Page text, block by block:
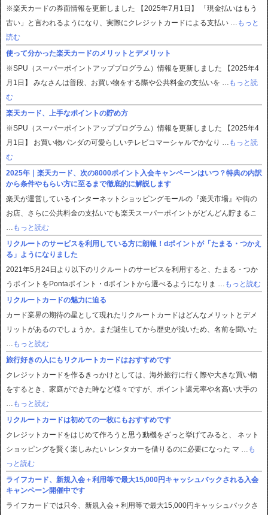
※楽天カードの券面情報を更新しました 【2025年7月1日】 「現金払いはもう
古い」と言われるようになり、実際にクレジットカードによる支払い …
もっと
読む
使って分かった楽天カードのメリットとデメリット
※SPU（スーパーポイントアッププログラム）情報を更新しました 【2025年4
月1日】 みなさんは普段、お買い物をする際や公共料金の支払いを …
もっと読
む
楽天カード、上手なポイントの貯め方
※SPU（スーパーポイントアッププログラム）情報を更新しました 【2025年4
月1日】 お買い物パンダの可愛らしいテレビコマーシャルでかなり …
もっと読
む
2025年｜楽天カード、次の8000ポイント入会キャンペーンはいつ？特典の内訳
から条件やもらい方に至るまで徹底的に解説します
楽天が運営しているインターネットショッピングモールの『楽天市場』や街の
お店、さらに公共料金の支払いでも楽天スーパーポイントがどんどん貯まるこ
もっと読む
リクルートのサービスを利用している方に朗報！dポイントが「たまる・つかえ
る」ようになりました
2021年5月24日より以下のリクルートのサービスを利用すると、たまる・つか
うポイントをPontaポイント・dポイントから選べるようになりま …
もっと読む
リクルートカードの魅力に迫る
カード業界の期待の星として現れたリクルートカードはどんなメリットとデメ
リットがあるのでしょうか。まだ誕生してから歴史が浅いため、名前を聞いた
もっと読む
旅行好きの人にもリクルートカードはおすすめです
クレジットカードを作るきっかけとしては、海外旅行に行く際や大きな買い物
をするとき、家庭ができた時など様々ですが、ポイント還元率や名高い大手の
もっと読む
リクルートカードは初めての一枚にもおすすめです
クレジットカードをはじめて作ろうと思う動機をざっと挙げてみると、 ネット
ショッピングを賢く楽しみたい レンタカーを借りるのに必要になった マ …
も
っと読む
ライフカード、新規入会＋利用等で最大15,000円キャッシュバックされる入会
キャンペーン開催中です
ライフカードでは只今、新規入会＋利用等で最大15,000円キャッシュバックさ